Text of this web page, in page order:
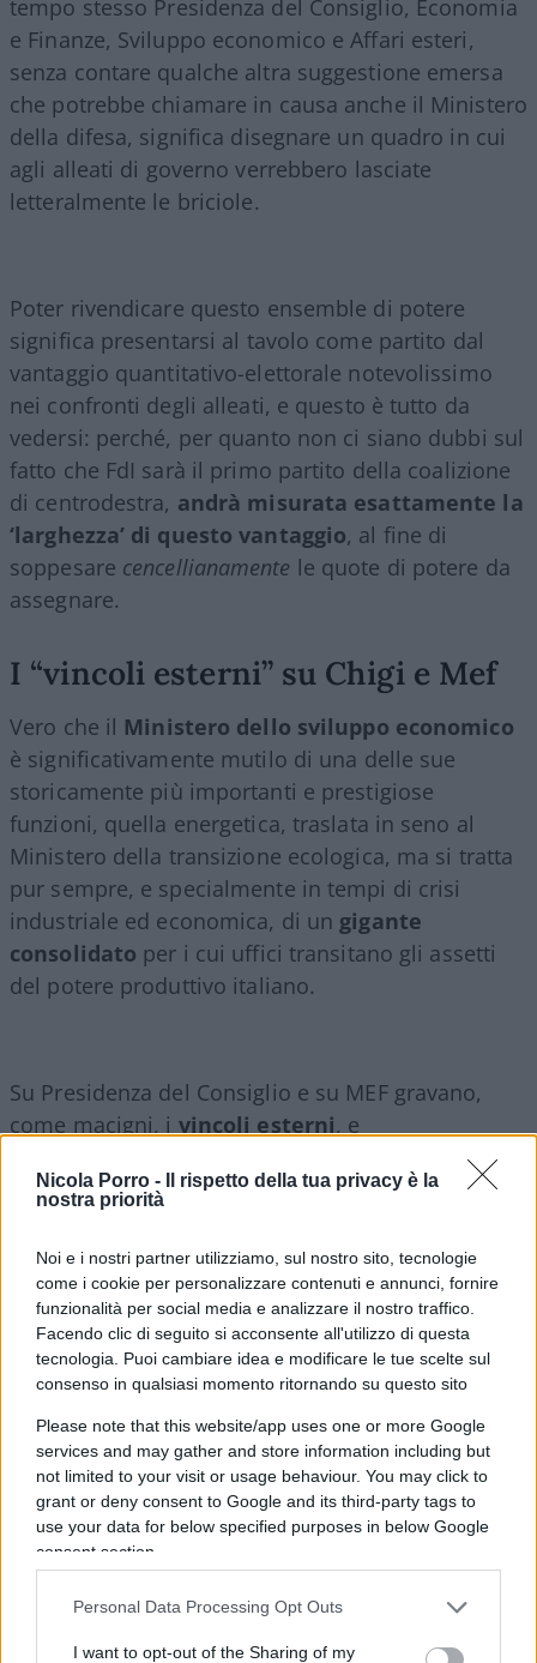
Nicola Porro -
Il rispetto della tua privacy è la
nostra priorità
Noi e i nostri partner utilizziamo, sul nostro sito, tecnologie
come i cookie per personalizzare contenuti e annunci, fornire
funzionalità per social media e analizzare il nostro traffico.
Facendo clic di seguito si acconsente all'utilizzo di questa
tecnologia. Puoi cambiare idea e modificare le tue scelte sul
consenso in qualsiasi momento ritornando su questo sito
Please note that this website/app uses one or more Google
services and may gather and store information including but
not limited to your visit or usage behaviour. You may click to
grant or deny consent to Google and its third-party tags to
use your data for below specified purposes in below Google
consent section.
Personal Data Processing Opt Outs
I want to opt-out of the Sharing of my
tempo stesso Presidenza del Consiglio, Economia
e Finanze, Sviluppo economico e Affari esteri,
senza contare qualche altra suggestione emersa
che potrebbe chiamare in causa anche il Ministero
della difesa, significa disegnare un quadro in cui
agli alleati di governo verrebbero lasciate
letteralmente le briciole.
Poter rivendicare questo ensemble di potere
significa presentarsi al tavolo come partito dal
vantaggio quantitativo-elettorale notevolissimo
nei confronti degli alleati, e questo è tutto da
vedersi: perché, per quanto non ci siano dubbi sul
fatto che FdI sarà il primo partito della coalizione
di centrodestra, andrà misurata esattamente la
‘larghezza’ di questo vantaggio, al fine di
soppesare cencellianamente le quote di potere da
assegnare.
I “vincoli esterni” su Chigi e Mef
Vero che il Ministero dello sviluppo economico
è significativamente mutilo di una delle sue
storicamente più importanti e prestigiose
funzioni, quella energetica, traslata in seno al
Ministero della transizione ecologica, ma si tratta
pur sempre, e specialmente in tempi di crisi
industriale ed economica, di un gigante
consolidato per i cui uffici transitano gli assetti
del potere produttivo italiano.
Su Presidenza del Consiglio e su MEF gravano,
come macigni, i vincoli esterni, e
amministrativamente interni, del Pnrr: sotto il
primo punto di vista, va ricordato come il
dubbio alcuno eserciterà uno scrutinio di
aderenza del ministro proposto ai canoni di
responsabilità istituzionale implicati dagli obiettivi
Pnrr.
Se già nel 2018, il Quirinale espresse i suoi dubbi
sull’allora proposto ministro dell’economia e delle
finanze, in un anno che ancora non conosceva
guerra, pandemia, crisi economica né Pnrr,
figuriamoci ora.